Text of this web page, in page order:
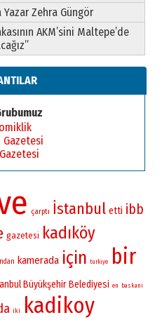
Zehra Güngör
AKM’sini Maltepe’de
Gazetesi
çarptı İstanbul etti ibb
gazetesi kadıköy
kamerada için turkiye bir
Büyükşehir Belediyesi en baskani
iki kadikoy